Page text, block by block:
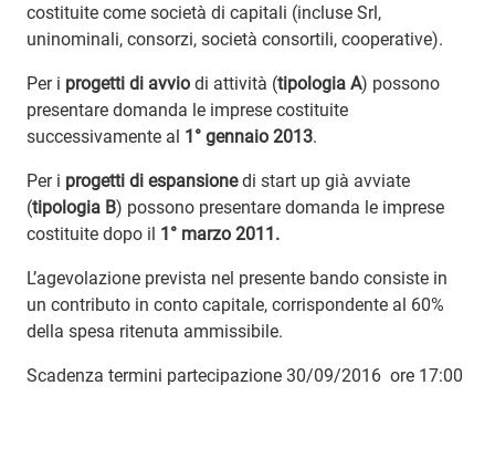
costituite come società di capitali (incluse Srl,
uninominali, consorzi, società consortili, cooperative).
Per i progetti di avvio di attività (tipologia A) possono
presentare domanda le imprese costituite
successivamente al 1° gennaio 2013.
Per i progetti di espansionedi start up già avviate
(tipologia B) possono presentare domanda le imprese
costituite dopo il 1° marzo 2011.
L’agevolazione prevista nel presente bando consiste in
un contributo in conto capitale, corrispondente al 60%
della spesa ritenuta ammissibile.
Scadenza termini partecipazione 30/09/2016 ore 17:00